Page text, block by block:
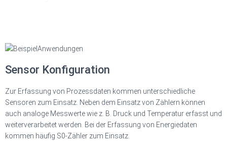
Sensor Konfiguration
Zur Erfassung von Prozessdaten kommen unterschiedliche
Sensoren zum Einsatz. Neben dem Einsatz von Zählern können
auch analoge Messwerte wie z. B. Druck und Temperatur erfasst und
weiterverarbeitet werden. Bei der Erfassung von Energiedaten
kommen häufig S0-Zähler zum Einsatz.